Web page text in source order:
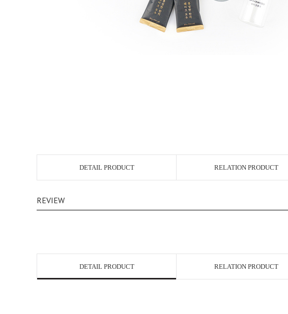
DETAIL PRODUCT RELATION PRODUCT
REVIEW
DETAIL PRODUCT RELATION PRODUCT